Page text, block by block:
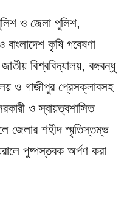
ও জেলা পুলিশ,
বাংলাদেশ কৃষি গবেষণা
বিশ্ববিদ্যালয়, বঙ্গবন্ধু
ও গাজীপুর প্রেসক্লাবসহ
ও স্বায়ত্বশাসিত
জেলার শহীদ স্মৃতিস্তম্ভ
পুষ্পস্তবক অর্পণ করা